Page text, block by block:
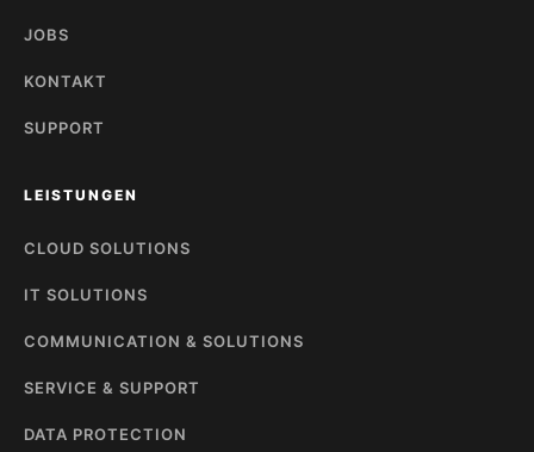
JOBS
KONTAKT
SUPPORT
LEISTUNGEN
CLOUD SOLUTIONS
IT SOLUTIONS
COMMUNICATION & SOLUTIONS
SERVICE & SUPPORT
DATA PROTECTION